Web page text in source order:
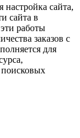
настройка сайта,
сайта в
работы
заказов с
для